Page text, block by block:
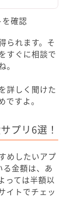
確認
られます。そ
すぐに相談で
詳しく聞けた
すよ。
プリ6選！
めしたいアプ
金額は、あ
っては半額以
イトでチェッ